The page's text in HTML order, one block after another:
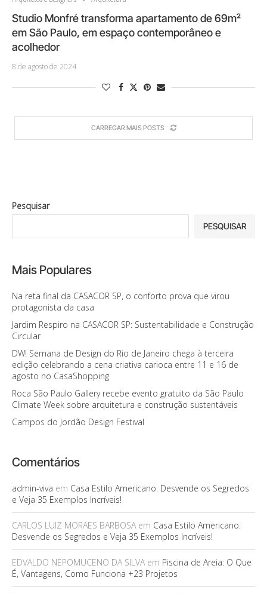
Studio Monfré transforma apartamento de 69m²
em São Paulo, em espaço contemporâneo e
acolhedor
8 de agosto de 2024
CARREGAR MAIS POSTS
Pesquisar
PESQUISAR
Mais Populares
Na reta final da CASACOR SP, o conforto prova que virou
protagonista da casa
Jardim Respiro na CASACOR SP: Sustentabilidade e Construção
Circular
DW! Semana de Design do Rio de Janeiro chega à terceira
edição celebrando a cena criativa carioca entre 11 e 16 de
agosto no CasaShopping
Roca São Paulo Gallery recebe evento gratuito da São Paulo
Climate Week sobre arquitetura e construção sustentáveis
Campos do Jordão Design Festival
Comentários
admin-viva em Casa Estilo Americano: Desvende os Segredos
e Veja 35 Exemplos Incríveis!
CARLOS LUIZ MORAES BARBOSAem Casa Estilo Americano:
Desvende os Segredos e Veja 35 Exemplos Incríveis!
EDVALDO NEPOMUCENO DA SILVAem Piscina de Areia: O Que
É, Vantagens, Como Funciona +23 Projetos